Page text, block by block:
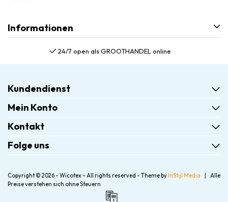
Informationen
24/7 open als GROOTHANDEL online
Kundendienst
Mein Konto
Kontakt
Folge uns
Copyright © 2026 - Wicotex - All rights reserved - Theme byInStijl Media |
Alle
Preise verstehen sich ohne Steuern